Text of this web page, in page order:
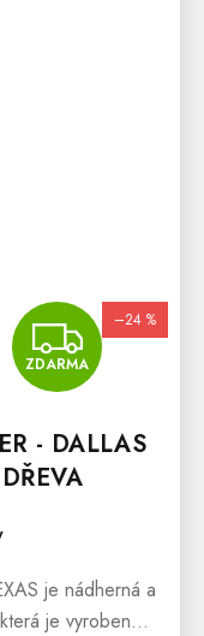
ZDARMA
–24 %
- DALLAS
je nádherná a
je vyrobená